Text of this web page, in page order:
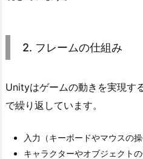
の
組
み
3.
U
2. フレームの仕組み
Unityはゲームの動きを実現す
で繰り返しています。
入力（キーボードやマウスの
キャラクターやオブジェクト